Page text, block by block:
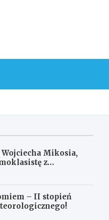
Mikosia,
z
– II stopień